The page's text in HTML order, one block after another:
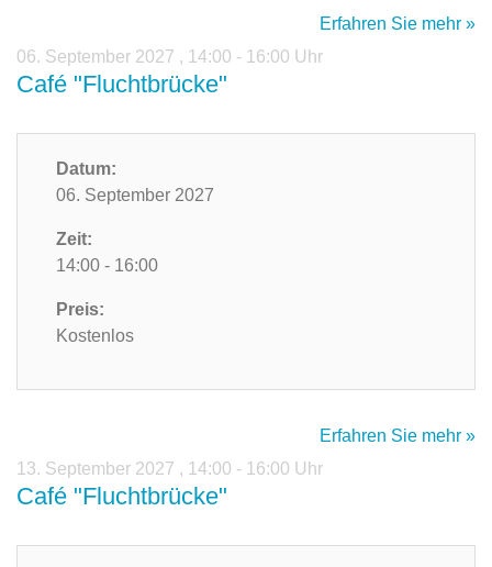
Erfahren Sie mehr »
06. September 2027 , 14:00 - 16:00 Uhr
Café "Fluchtbrücke"
Datum:
06. September 2027
Zeit:
14:00 - 16:00
Preis:
Kostenlos
Erfahren Sie mehr »
13. September 2027 , 14:00 - 16:00 Uhr
Café "Fluchtbrücke"